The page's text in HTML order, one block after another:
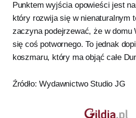
Punktem wyjścia opowieści jest
który rozwija się w nienaturalnym
zaczyna podejrzewać, że w domu
się coś potwornego. To jednak
koszmaru, który ma objąć całe
Źródło: Wydawnictwo Studio JG